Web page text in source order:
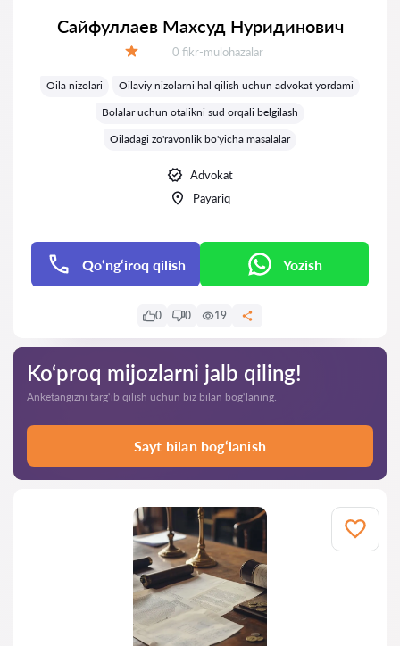
Сайфуллаев Махсуд Нуридинович
Fikrlar:
0 fikr-mulohazalar
Oila nizolari
Oilaviy nizolarni hal qilish uchun advokat yordami
Bolalar uchun otalikni sud orqali belgilash
Oiladagi zo'ravonlik bo'yicha masalalar
Advokat
Payariq
Qo‘ng‘iroq qilish Yozish
0 0 19
Ko‘proq mijozlarni jalb qiling!
Anketangizni targ‘ib qilish uchun biz bilan bog‘laning.
Sayt bilan bog‘lanish